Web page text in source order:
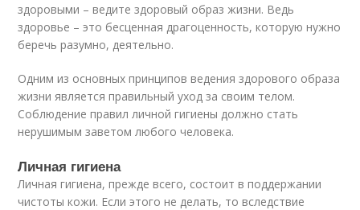
здоровыми – ведите здоровый образ жизни. Ведь
здоровье – это бесценная драгоценность, которую нужно
беречь разумно, деятельно.
Одним из основных принципов ведения здорового образа
жизни является правильный уход за своим телом.
Соблюдение правил личной гигиены должно стать
нерушимым заветом любого человека.
Личная гигиена
Личная гигиена, прежде всего, состоит в поддержании
чистоты кожи. Если этого не делать, то вследствие